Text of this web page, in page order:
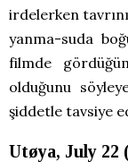
irdelerken
yanma-suda
filmde
olduğunu
şiddetle tavsiye
Utøya, July 22